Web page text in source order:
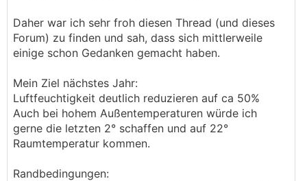
Daher war ich sehr froh diesen Thread (und dieses
Forum) zu finden und sah, dass sich mittlerweile
einige schon Gedanken gemacht haben.
Mein Ziel nächstes Jahr:
Luftfeuchtigkeit deutlich reduzieren auf ca 50%
Auch bei hohem Außentemperaturen würde ich
gerne die letzten 2° schaffen und auf 22°
Raumtemperatur kommen.
Randbedingungen: